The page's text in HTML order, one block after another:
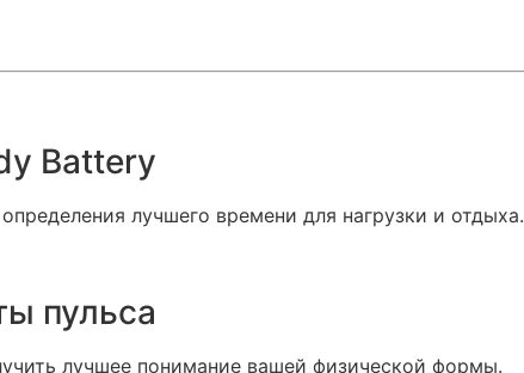
Battery
лучшего времени для нагрузки и отдыха.
пульса
лучшее понимание вашей физической формы.
на обработку